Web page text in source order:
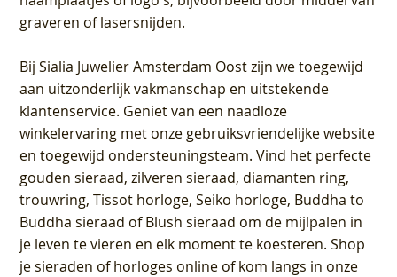
graveren of lasersnijden.
BijSialia Juwelier Amsterdam Oostzijn we toegewijd
aan uitzonderlijk vakmanschap en uitstekende
klantenservice. Geniet van een naadloze
winkelervaring met onze gebruiksvriendelijke website
en toegewijd ondersteuningsteam. Vind het perfecte
gouden sieraad, zilveren sieraad, diamanten ring,
trouwring, Tissot horloge, Seiko horloge, Buddha to
Buddha sieraad of Blush sieraad om de mijlpalen in
je leven te vieren en elk moment te koesteren. Shop
je sieraden of horloges online of kom langs in onze